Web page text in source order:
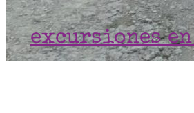
excursiones